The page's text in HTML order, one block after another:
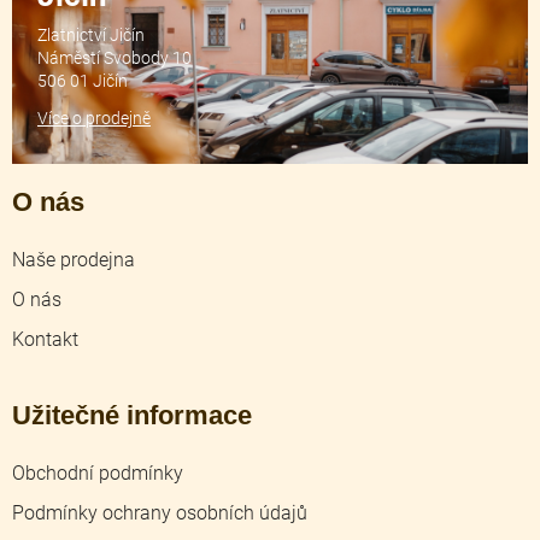
O nás
Naše prodejna
O nás
Kontakt
Užitečné informace
Obchodní podmínky
Podmínky ochrany osobních údajů
Zlatnictví Jičín
Náměstí Svobody 10
506 01 Jičín
Více o prodejně